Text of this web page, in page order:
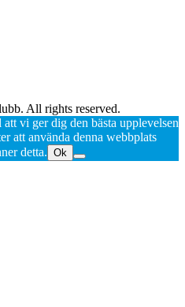
All rights reserved.
vi ger dig den bästa upplevelsen
att använda denna webbplats
detta. Ok